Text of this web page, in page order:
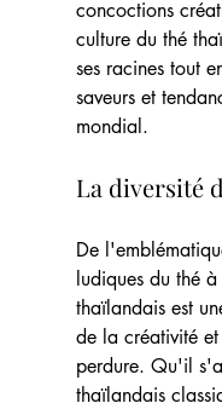
concoctions
culture du thé
ses racines tout
saveurs et
mondial.
La diversité
De
ludiques du thé
thaïlandais est
de la créativité
perdure. Qu'il
thaïlandais